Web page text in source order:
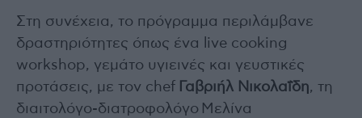
Στη συνέχεια, το πρόγραμμα περιλάμβανε
δραστηριότητες όπως ένα live cooking
workshop, γεμάτο υγιεινές και γευστικές
προτάσεις, με τον chef
Γαβριήλ Νικολαΐδη, τη
διαιτολόγο-διατροφολόγο Μελίνα